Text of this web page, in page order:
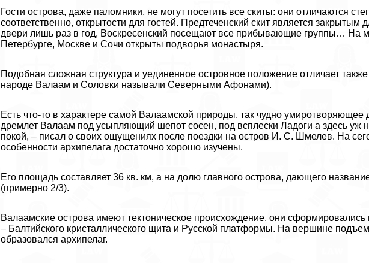
Гости острова, даже паломники, не могут посетить все скиты: они отличаются
соответственно, открытости для гостей. Предтеченский скит является закрытым
двери лишь раз в год, Воскресенский посещают все прибывающие группы… На
Петербурге, Москве и Сочи открыты подворья монастыря.
Подобная сложная структура и уединенное островное положение отличает
народе Валаам и Соловки называли Северными Афонами).
Есть что-то в хаpaктере самой Валаамской природы, так чудно умиротворяющее
дремлет Валаам под усыпляющий шепот сосен, под всплески Ладоги а здесь уж
покой, – писал о своих ощущениях после поездки на остров И. С. Шмелев. На
особенности архипелага достаточно хорошо изучены.
Его площадь составляет 36 кв. км, а на долю главного острова, дающего
(примерно 2/3).
Валаамские острова имеют тектоническое происхождение, они сформировались
– Балтийского кристаллического щита и Русской платформы. На вершине
образовался архипелаг.